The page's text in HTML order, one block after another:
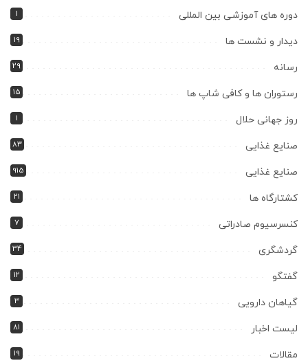
دوره های آموزشی بین المللی 1
دیدار و نشست ها 19
رسانه 29
رستوران ها و کافی شاپ ها 15
روز جهانی حلال 1
صنایع غذایی 83
صنایع غذایی 915
کشتارگاه ها 21
کنسرسیوم صادراتی 7
گردشگری 34
گفتگو 12
گیاهان دارویی 3
لیست اخبار 81
مقالات 19